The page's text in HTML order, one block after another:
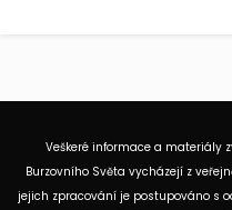
Veškeré informace a materiály
Burzovního Světa vycházejí z
jejich zpracování je postupováno s